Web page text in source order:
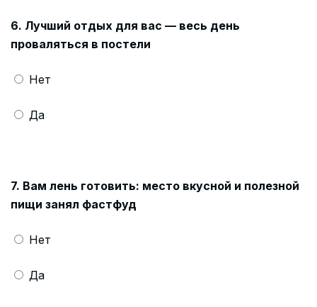
6. Лучший отдых для вас — весь день
проваляться в постели
Нет
Да
7. Вам лень готовить: место вкусной и полезной
пищи занял фастфуд
Нет
Да